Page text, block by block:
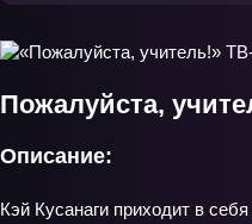
Пожалуйста,
Описание:
Кэй Кусанаги приходит в